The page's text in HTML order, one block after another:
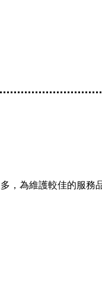
，為維護較佳的服務